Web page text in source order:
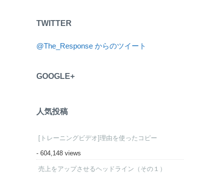
TWITTER
@The_Response からのツイート
GOOGLE+
人気投稿
[トレーニングビデオ]理由を使ったコピー
- 604,148 views
売上をアップさせるヘッドライン（その１）